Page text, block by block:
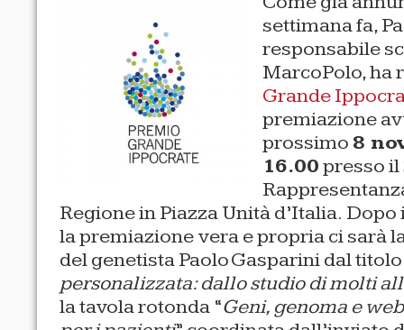
settimana fa,
responsabile
MarcoPolo, ha
Grande
premiazione
prossimo 8
16.00presso il
Regione in Piazza Unità d’Italia.
la premiazione vera e propria ci sarà
del genetista Paolo Gasparini dal titolo
personalizzata: dallo studio di molti
la tavola rotonda “Geni, genoma e